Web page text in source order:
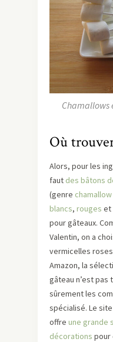
Chamallows
Où
Alors, pour les
faut des bâtons
(genre
blancs, rouges et
pour gâteaux.
Valentin, on a
vermicelles
Amazon, la
gâteau n’est pas
sûrement les
spécialisé. Le
offre une grande
décorations pour